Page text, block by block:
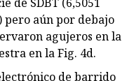
pero aún por debajo
agujeros en la
en la Fig. 4d.
de barrido